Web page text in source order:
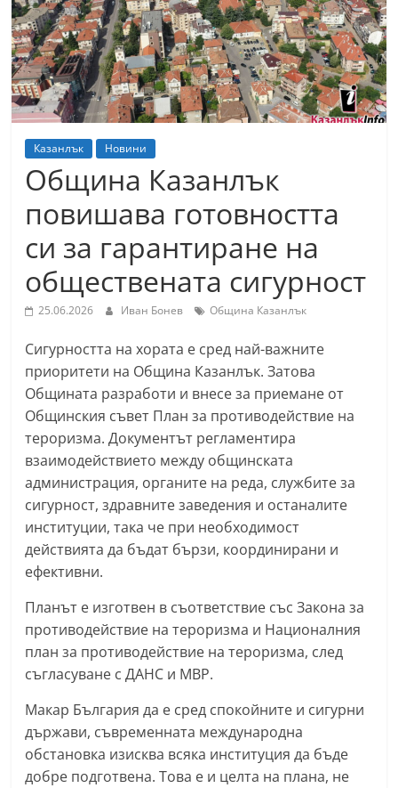
т
К
а
з
а
н
ъ
к
и
б
л
с
т
С
т
а
р
а
о
р
k
a
z
Казанлък Новини
Община Казанлък
повишава готовността
си за гарантиране на
обществената сигурност
25.06.2026 Иван Бонев Община Казанлък
Сигурността на хората е сред най-важните
приоритети на Община Казанлък. Затова
Общината разработи и внесе за приемане от
Общинския съвет План за противодействие на
тероризма. Документът регламентира
взаимодействието между общинската
администрация, органите на реда, службите за
сигурност, здравните заведения и останалите
институции, така че при необходимост
действията да бъдат бързи, координирани и
ефективни.
Планът е изготвен в съответствие със Закона за
противодействие на тероризма и Националния
план за противодействие на тероризма, след
съгласуване с ДАНС и МВР.
Макар България да е сред спокойните и сигурни
държави, съвременната международна
обстановка изисква всяка институция да бъде
добре подготвена. Това е и целта на плана, не